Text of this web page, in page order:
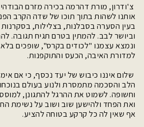
צ'ודרון, מורת דהרמה בכירה מזרם
אותנו לשהות בתוך תוכו של שדה הקרב
בעין הסערה בסבלנות, בצלילות,
וביושר לבב. להמתין בטרם תגיח תגובה.
ונמצא עצמנו "לכודים בקרס", שופכים
למדורת האיבה, הכעס והתוקפנות.
שלום איננו כיבוש של יעד נכסף, כי אם
הלב והסכמה מתמסרת ולנוע בעולם
וחשופה. לשמוט את ההרגל להתגונן,
ואת הפחד ולהישען שוב ושוב על נשימת
אף שאין לה כל קרקע בטוחה להציע.